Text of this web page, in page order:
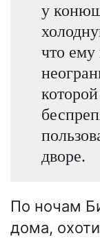
у
что ему
дворе.
По ночам
дома,